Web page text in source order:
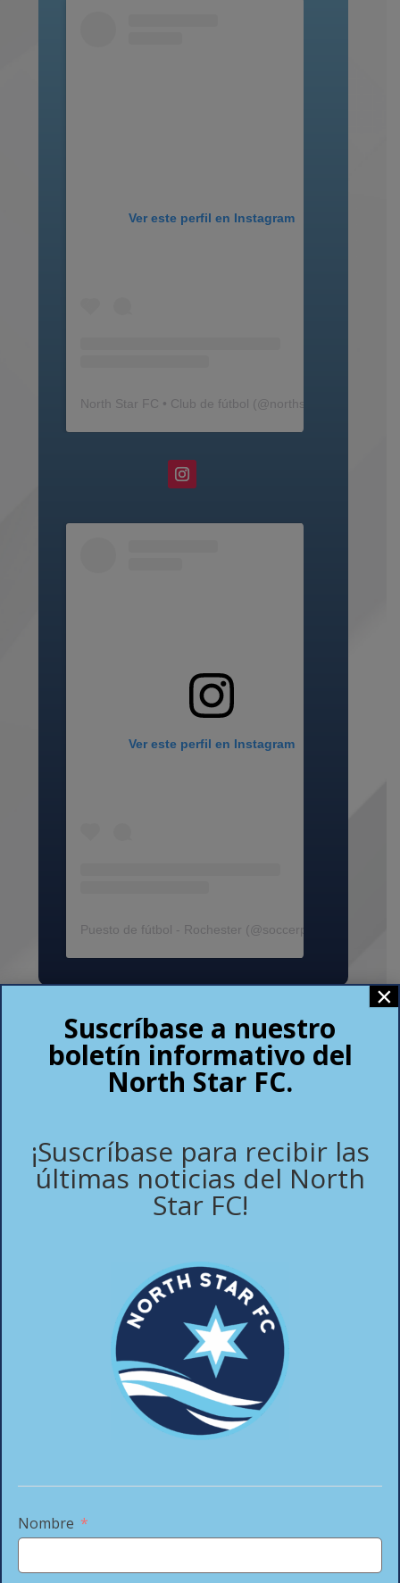
Ver este perfil en Instagram
North Star FC • Club de fútbol (@northstarfc_mn
Ver este perfil en Instagram
Puesto de fútbol - Rochester (@soccerpostrochester
Tienda de fútbol de
Rochester
Shop to support North Star FC
Suscríbase a nuestro
boletín informativo del
North Star FC.
¡Suscríbase para recibir las
últimas noticias del North
Star FC!
Nombre
×